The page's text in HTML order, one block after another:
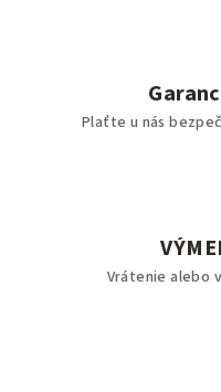
Plaťte u nás
Vrátenie alebo